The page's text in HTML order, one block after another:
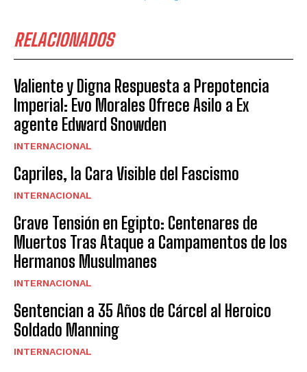
RELACIONADOS
Valiente y Digna Respuesta a Prepotencia
Imperial: Evo Morales Ofrece Asilo a Ex
agente Edward Snowden
INTERNACIONAL
Capriles, la Cara Visible del Fascismo
INTERNACIONAL
Grave Tensión en Egipto: Centenares de
Muertos Tras Ataque a Campamentos de los
Hermanos Musulmanes
INTERNACIONAL
Sentencian a 35 Años de Cárcel al Heroico
Soldado Manning
INTERNACIONAL